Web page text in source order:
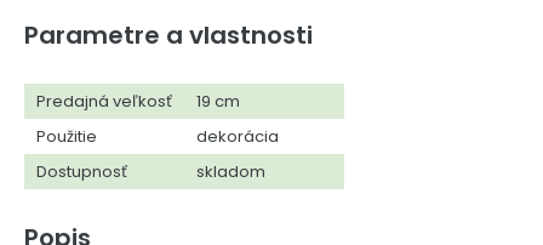
Parametre a vlastnosti
Predajná veľkosť
19 cm
Použitie
dekorácia
Dostupnosť
skladom
Popis